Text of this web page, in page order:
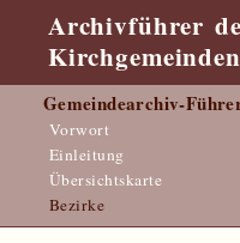
Archivführer
Gemeindearchiv-
Vorwort
Einleitung
Übersichtskarte
Bezirke